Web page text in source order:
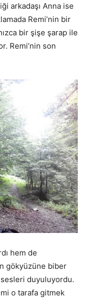
arkadaşı Anna ise
Remi’nin bir
bir şişe şarap ile
Remi’nin son
hem de
gökyüzüne biber
duyuluyordu.
o tarafa gitmek